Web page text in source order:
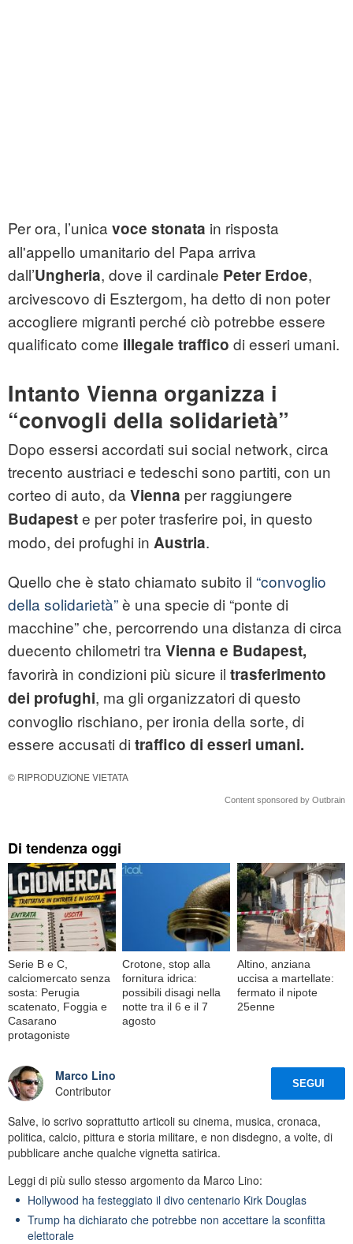
Per ora, l’unica voce stonata in risposta
all'appello umanitario del Papa arriva
dall’Ungheria, dove il cardinale Peter Erdoe,
arcivescovo di Esztergom, ha detto di non poter
accogliere migranti perché ciò potrebbe essere
qualificato come illegale traffico di esseri umani.
Intanto Vienna organizza i
“convogli della solidarietà”
Dopo essersi accordati sui social network, circa
trecento austriaci e tedeschi sono partiti, con un
corteo di auto, da Vienna per raggiungere
Budapeste per poter trasferire poi, in questo
modo, dei profughi in Austria.
Quello che è stato chiamato subito il “convoglio
della solidarietà”è una specie di “ponte di
macchine” che, percorrendo una distanza di circa
duecento chilometri tra Vienna e Budapest,
favorirà in condizioni più sicure il trasferimento
dei profughi, ma gli organizzatori di questo
convoglio rischiano, per ironia della sorte, di
essere accusati di traffico di esseri umani.
© RIPRODUZIONE VIETATA
Content sponsored by Outbrain
Di tendenza oggi
Serie B e C,
calciomercato senza
sosta: Perugia
scatenato, Foggia e
Casarano
protagoniste
Crotone, stop alla
fornitura idrica:
possibili disagi nella
notte tra il 6 e il 7
agosto
Altino, anziana
uccisa a martellate:
fermato il nipote
25enne
Marco Lino
Contributor
SEGUI
Salve, io scrivo soprattutto articoli su cinema, musica, cronaca,
politica, calcio, pittura e storia militare, e non disdegno, a volte, di
pubblicare anche qualche vignetta satirica.
Leggi di più sullo stesso argomento da Marco Lino:
Hollywood ha festeggiato il divo centenario Kirk Douglas
Trump ha dichiarato che potrebbe non accettare la sconfitta
elettorale